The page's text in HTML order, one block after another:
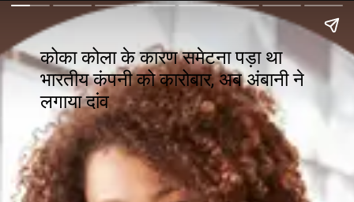
कोका कोला के कारण समेटना पड़ा था
भारतीय कंपनी को कारोबार, अब अंबानी ने
लगाया दांव